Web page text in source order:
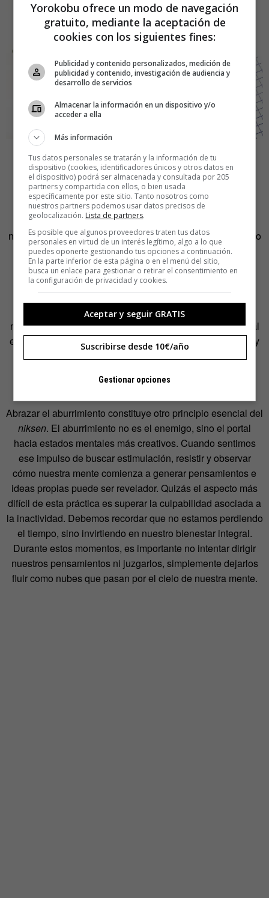
Cómo practicar el niksen en
un mundo hiperconectado
Incorporar elniksena nuestra vida no requiere
necesariamente grandes modificaciones, pero sí un cambio
de mentalidad significativo. Paradójicamente, en nuestra
sociedad necesitamos planificar la improductividad.
Reservar pequeños momentos —incluso 10 minutos
pueden ser suficientes— donde nos permitamos
simplemente existir sin propósito se ha vuelto casi una
necesidad. Durante este tiempo deniksen, es fundamental
eliminar las distracciones digitales, apagar notificaciones y
mantener los dispositivos fuera de alcance. La
descanso mental.
Abrazar el aburrimiento constituye otro principio esencial del
niksen. El aburrimiento no es el enemigo, sino el portal
hacia estados mentales más creativos. Cuando sentimos
ese impulso de buscar estimulación, resistir y observar
cómo nuestra mente comienza a generar pensamientos e
ideas propias puede ser revelador. Quizás el aspecto más
difícil de esta práctica es superar la culpabilidad asociada a
la inactividad. Debemos recordar que no estamos perdiendo
el tiempo, sino invirtiendo en nuestro bienestar integral.
Durante estos momentos, es importante no intentar dirigir
nuestros pensamientos ni juzgarlos, simplemente dejarlos
fluir como nubes que pasan por el cielo de nuestra mente.
Yorokobu ofrece un modo de navegación
gratuito, mediante la aceptación de
cookies con los siguientes fines:
Publicidad y contenido personalizados, medición de
publicidad y contenido, investigación de audiencia y
desarrollo de servicios
Almacenar la información en un dispositivo y/o
acceder a ella
Más información
Tus datos personales se tratarán y la información de tu
dispositivo (cookies, identificadores únicos y otros datos en
el dispositivo) podrá ser almacenada y consultada por 205
partners y compartida con ellos, o bien usada
específicamente por este sitio. Tanto nosotros como
nuestros partners podemos usar datos precisos de
geolocalización. Lista de partners.
Es posible que algunos proveedores traten tus datos
personales en virtud de un interés legítimo, algo a lo que
puedes oponerte gestionando tus opciones a continuación.
En la parte inferior de esta página o en el menú del sitio,
busca un enlace para gestionar o retirar el consentimiento en
la configuración de privacidad y cookies.
Aceptar y seguir GRATIS
Suscribirse desde 10€/año
Gestionar opciones